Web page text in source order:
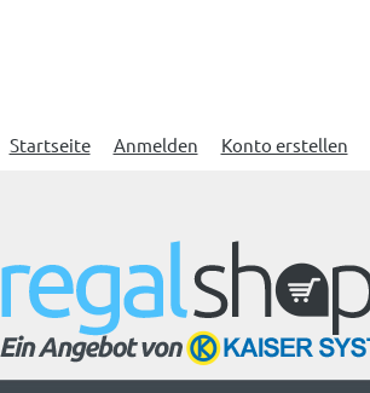
Startseite Anmelden Konto erstellen